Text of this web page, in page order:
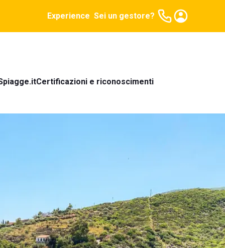
Experience Sei un gestore?
Certificazioni e riconoscimenti